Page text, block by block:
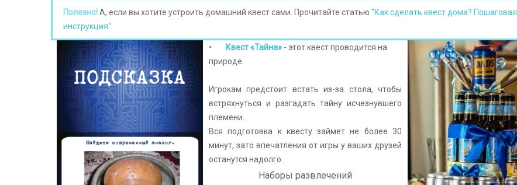
Полезно!А, если вы хотите устроить домашний квест сами. Прочитайте статью "Как сделать квест дома? Пошаговая
инструкция".
• Квест «Тайна» - этот квест проводится на
природе.
Игрокам предстоит встать из-за стола, чтобы
встряхнуться и разгадать тайну исчезнувшего
племени.
Вся подготовка к квесту займет не более 30
минут, зато впечатления от игры у ваших друзей
останутся надолго.
Наборы развлечений